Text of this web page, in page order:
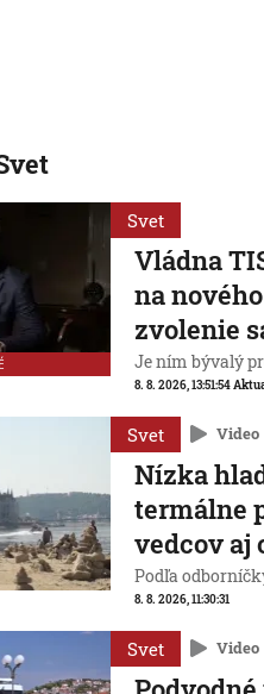
Svet
Vládna
na
zvolenie
Je ním bývalý
8. 8. 2026, 13:51:54
Svet Video
Nízka
termálne
vedcov aj
Podľa
8. 8. 2026, 11:30:31
Svet Video